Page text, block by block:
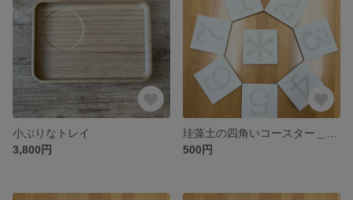
小ぶりなトレイ
3,800円
500円